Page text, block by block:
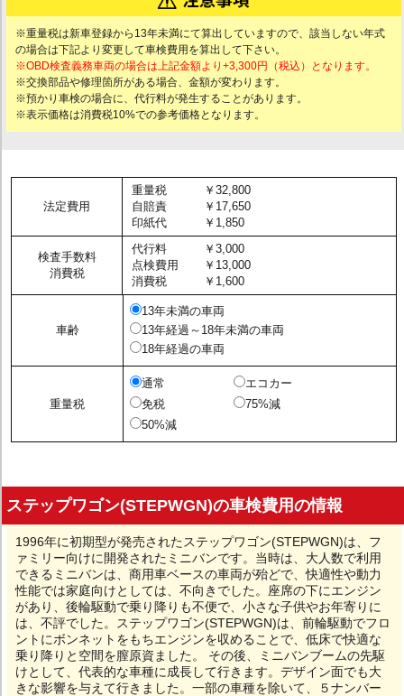
※重量税は新車登録から13年未満にて算出していますので、該当しない年式
の場合は下記より変更して車検費用を算出して下さい。
※OBD検査義務車両の場合は上記金額より+3,300円（税込）となります。
※交換部品や修理箇所がある場合、金額が変わります。
※預かり車検の場合に、代行料が発生することがあります。
※表示価格は消費税10%での参考価格となります。
法定費用
重量税
￥32,800
自賠責
￥17,650
印紙代
￥1,850
検査手数料
消費税
代行料
￥3,000
点検費用
￥13,000
消費税
￥1,600
車齢
13年未満の車両
13年経過～18年未満の車両
18年経過の車両
重量税
通常
エコカー
免税
75%減
50%減
ステップワゴン(STEPWGN)の車検費用の情報
1996年に初期型が発売されたステップワゴン(STEPWGN)は、フ
ァミリー向けに開発されたミニバンです。当時は、大人数で利用
できるミニバンは、商用車ベースの車両が殆どで、快適性や動力
性能では家庭向けとしては、不向きでした。座席の下にエンジン
があり、後輪駆動で乗り降りも不便で、小さな子供やお年寄りに
は、不評でした。ステップワゴン(STEPWGN)は、前輪駆動でフロ
ントにボンネットをもちエンジンを収めることで、低床で快適な
乗り降りと空間を膣原資ました。 その後、ミニバンブームの先駆
けとして、代表的な車種に成長して行きます。デザイン面でも大
きな影響を与えて行きました。一部の車種を除いて、５ナンバー